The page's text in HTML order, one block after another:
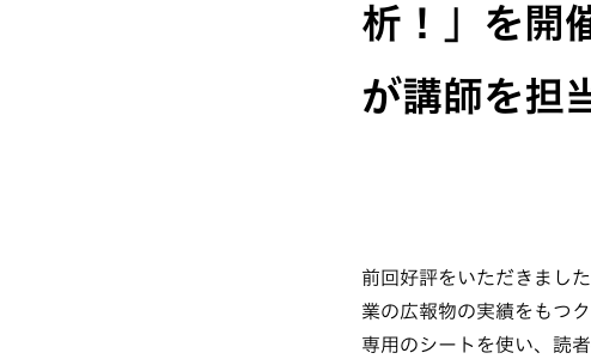
析！」を開
が講師を担
前回好評をいただきまし
業の広報物の実績をもつ
専用のシートを使い、読